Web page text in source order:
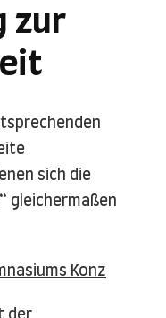
zur
sich die
gleichermaßen
Konz
der